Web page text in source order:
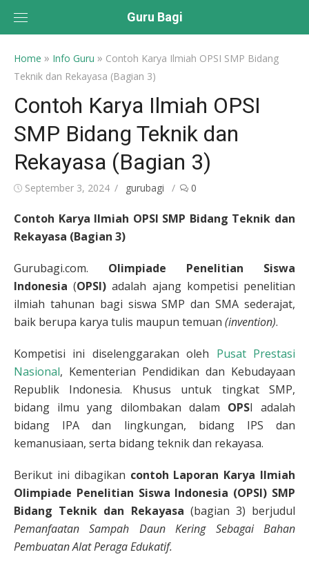
Guru Bagi
Home » Info Guru » Contoh Karya Ilmiah OPSI SMP Bidang
Teknik dan Rekayasa (Bagian 3)
Contoh Karya Ilmiah OPSI
SMP Bidang Teknik dan
Rekayasa (Bagian 3)
Posted
September 3, 2024 Author
gurubagi 0
Contoh Karya Ilmiah OPSI SMP Bidang Teknik dan
Rekayasa (Bagian 3)
Gurubagi.com. Olimpiade Penelitian Siswa
Indonesia (OPSI)adalah ajang kompetisi penelitian
ilmiah tahunan bagi siswa SMP dan SMA sederajat,
baik berupa karya tulis maupun temuan (invention).
Kompetisi ini diselenggarakan oleh Pusat Prestasi
Nasional, Kementerian Pendidikan dan Kebudayaan
Republik Indonesia. Khusus untuk tingkat SMP,
bidang ilmu yang dilombakan dalam OPSI adalah
bidang IPA dan lingkungan, bidang IPS dan
kemanusiaan, serta bidang teknik dan rekayasa.
Berikut ini dibagikan contoh Laporan Karya Ilmiah
Olimpiade Penelitian Siswa Indonesia (OPSI) SMP
Bidang Teknik dan Rekayasa (bagian 3) berjudul
Pemanfaatan Sampah Daun Kering Sebagai Bahan
Pembuatan Alat Peraga Edukatif.